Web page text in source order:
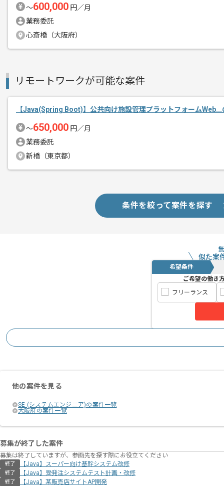
〜600,000 円／月
業務委託
心斎橋（大阪府）
リモートワークが可能な案件
【Java(Spring Boot)】公共向け施設管理プラットフォーム
〜650,000 円／月
業務委託
新橋（東京都）
条件を絞って案件を探す
似た案
希望条件
ご希望の働き
フリーランス
他の案件を見る
SE (システムエンジニア)の案件一覧
大阪府の案件一覧
募集が終了した案件
募集は終了していますが、参画先を探す際にお役立てください
終了 【Java】スーパー向け基幹システム改修
終了 【Java】受発注システムテスト計画・改修
終了 【Java】某販売店サイトAP開発